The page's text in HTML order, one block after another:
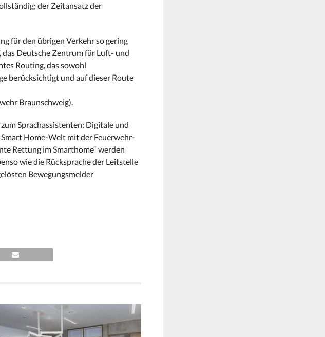
der Zeitansatz der
für den übrigen Verkehr so gering
das Deutsche Zentrum für Luft- und
Routing, das sowohl
berücksichtigt und auf dieser Route
Braunschweig).
Sprachassistenten: Digitale und
Home-Welt mit der Feuerwehr-
Rettung im Smarthome“ werden
wie die Rücksprache der Leitstelle
Bewegungsmelder